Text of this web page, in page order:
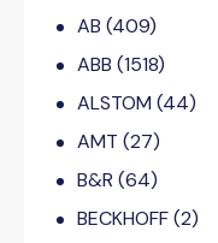
AB (409)
ABB (1518)
ALSTOM (44)
AMT (27)
B&R (64)
BECKHOFF(2)